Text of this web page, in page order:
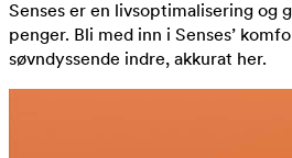
Senses er en livsoptimalisering og
penger. Bli med inn i Senses’
søvndyssende indre, akkurat her.